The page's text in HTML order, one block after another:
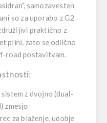
samozavesten
so za uporabo zG2
praktično z
plini, zato se odlično
road postavitvam.
z dvojno (dual-
zmesjo
za blaženje, udobje